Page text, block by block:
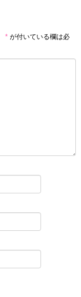
* が付いている欄は必